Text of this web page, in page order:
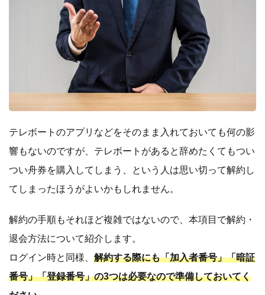
テレボートのアプリなどをそのまま入れておいても何の影
響もないのですが、テレボートがあると辞めたくてもつい
つい舟券を購入してしまう、という人は思い切って解約し
てしまったほうがよいかもしれません。
解約の手順もそれほど複雑ではないので、本項目で解約・
退会方法について紹介します。
ログイン時と同様、 解約する際にも「加入者番号」「暗証
番号」「登録番号」の3つは必要なので準備しておいてく